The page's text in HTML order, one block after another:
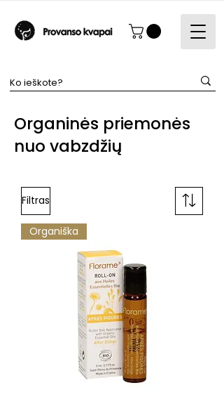
Organinės priemonės
nuo vabzdžių
Filtras
Organiška